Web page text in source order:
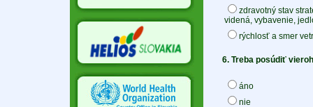
zdravotný stav
videná, vybavenie,
rýchlosť a smer
6. Treba posúdiť
áno
nie